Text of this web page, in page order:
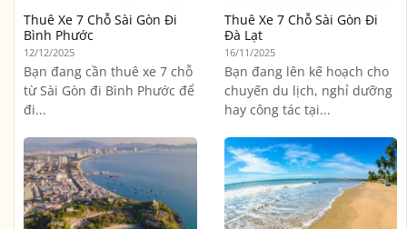
Thuê Xe 7 Chỗ Sài Gòn Đi
Bình Phước
12/12/2025
Bạn đang cần thuê xe 7 chỗ
từ Sài Gòn đi Bình Phước để
đi...
Thuê Xe 7 Chỗ Sài Gòn Đi
Đà Lạt
16/11/2025
Bạn đang lên kế hoạch cho
chuyến du lịch, nghỉ dưỡng
hay công tác tại...